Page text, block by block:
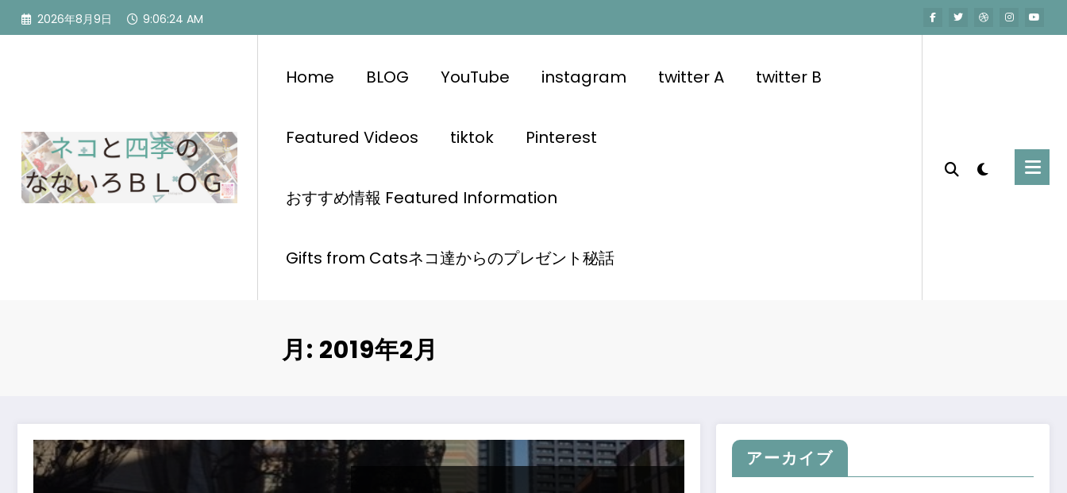
2026年8月9日 9:06:25 AM
Home BLOG YouTube instagram twitter A twitter B
Featured Videos tiktok Pinterest
おすすめ情報 Featured Information
Gifts from Catsネコ達からのプレゼント秘話
月: 2019年2月
街の街路樹に暴風ネットが・・・。There was a storm net attached to the street tree of the town. アーカイブ